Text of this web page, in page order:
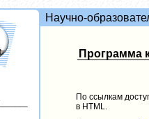
Научно-
Программа
По ссылкам
в HTML.